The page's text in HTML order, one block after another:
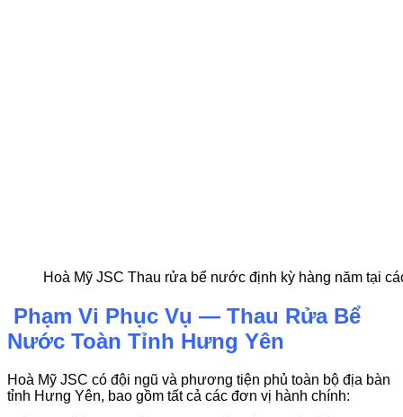
Hoà Mỹ JSC Thau rửa bể nước định kỳ hàng năm tại
Phạm Vi Phục Vụ — Thau Rửa Bể
Nước Toàn Tỉnh Hưng Yên
Hoà Mỹ JSC có đội ngũ và phương tiện phủ toàn bộ địa bàn
tỉnh Hưng Yên, bao gồm tất cả các đơn vị hành chính: